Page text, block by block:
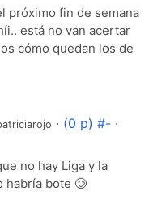
próximo fin de semana
está no van acertar
cómo quedan los de
· (0 p) #-·
no hay Liga y la
habría bote 🥲